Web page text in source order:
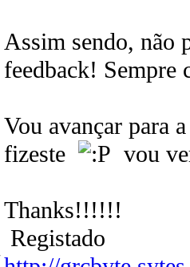
Assim sendo, não
feedback! Sempre
Vou avançar para
fizeste
vou
Thanks!!!!!!
Registado